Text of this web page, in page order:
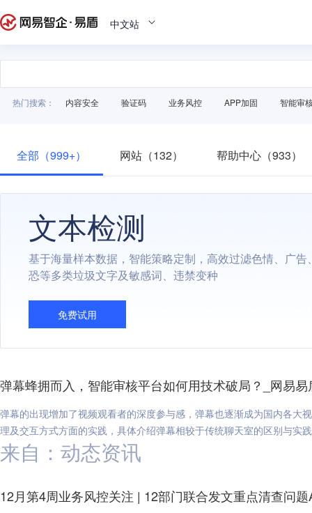
中文站
热门搜索： 内容安全 验证码 业务风控 APP加固 智能审
全部（999+） 网站（132） 帮助中心（933）
文本检测
基于海量样本数据，智能策略定制，高效过滤色情、广告
恐等多类垃圾文字及敏感词、违禁变种
免费试用
弹幕蜂拥而入，智能审核平台如何用技术破局？_网易易
弹幕的出现增加了视频观看者的深度参与感，弹幕也逐渐成为国内各大
理及交互方式方面的实践，具体介绍弹幕相较于传统聊天室的区别与实
来自：动态资讯
12月第4周业务风控关注 | 12部门联合发文重点清查问